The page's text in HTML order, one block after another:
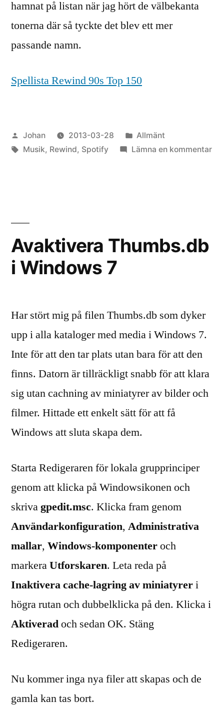
hamnat på listan när jag hört de välbekanta
tonerna där så tyckte det blev ett mer
passande namn.
Spellista Rewind 90s Top 150
Publicerat
av
Johan 2013-03-28
Publicerat
i
Allmänt
Etiketter:
Musik, Rewind, Spotify Lämna en kommentartill
Avaktivera Thumbs.db
i Windows 7
Har stört mig på filen Thumbs.db som dyker
upp i alla kataloger med media i Windows 7.
Inte för att den tar plats utan bara för att den
finns. Datorn är tillräckligt snabb för att klara
sig utan cachning av miniatyrer av bilder och
filmer. Hittade ett enkelt sätt för att få
Windows att sluta skapa dem.
Starta Redigeraren för lokala grupprinciper
genom att klicka på Windowsikonen och
skrivagpedit.msc. Klicka fram genom
Användarkonfiguration, Administrativa
mallar, Windows-komponenteroch
markeraUtforskaren. Leta reda på
Inaktivera cache-lagring av miniatyreri
högra rutan och dubbelklicka på den. Klicka i
Aktiveradoch sedan OK. Stäng
Redigeraren.
Nu kommer inga nya filer att skapas och de
gamla kan tas bort.